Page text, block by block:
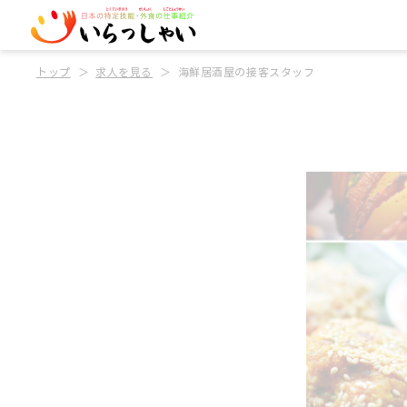
トップ 求人を見る 海鮮居酒屋の接客スタッフ